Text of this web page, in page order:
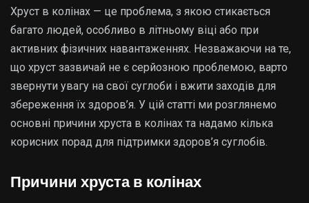
Хруст в колінах — це проблема, з якою стикається
багато людей, особливо в літньому віці або при
активних фізичних навантаженнях. Незважаючи на те,
що хруст зазвичай не є серйозною проблемою, варто
звернути увагу на свої суглоби і вжити заходів для
збереження їх здоров’я. У цій статті ми розглянемо
основні причини хруста в колінах та надамо кілька
корисних порад для підтримки здоров’я суглобів.
Причини хруста в колінах